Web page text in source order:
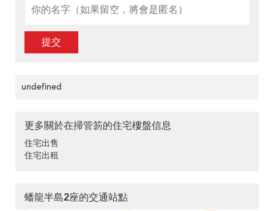
提交
undefined
更多關於在掃管笏的住宅樓盤信息
住宅出售
住宅出租
蟠龍半島2座的交通站點